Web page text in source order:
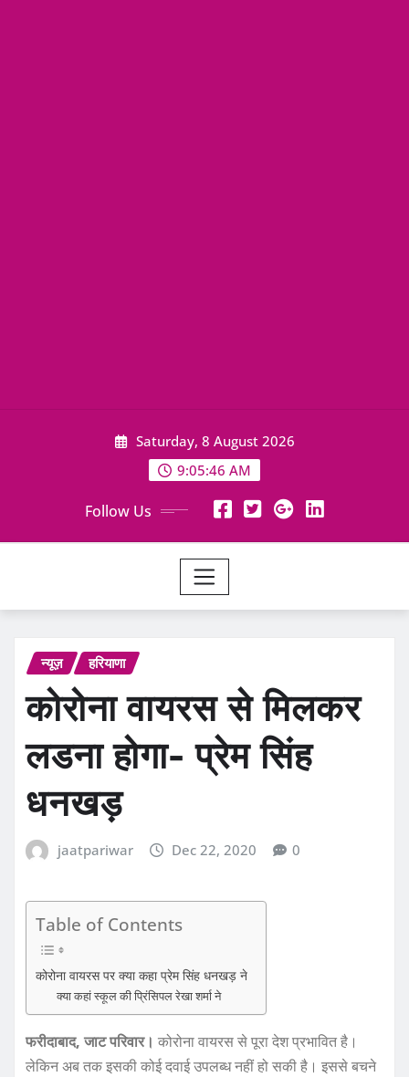
Saturday, 8 August 2026
9:05:47 AM
Follow Us
न्यूज़ हरियाणा
कोरोना वायरस से मिलकर
लडना होगा- प्रेम सिंह
धनखड़
jaatpariwar Dec 22, 2020 0
Table of Contents
कोरोना वायरस पर क्या कहा प्रेम सिंह धनखड़ ने
क्या कहां स्कूल की प्रिंसिपल रेखा शर्मा ने
फरीदाबाद, जाट परिवार। कोरोना वायरस से पूरा देश प्रभावित है।
लेकिन अब तक इसकी कोई दवाई उपलब्ध नहीं हो सकी है। इससे बचने